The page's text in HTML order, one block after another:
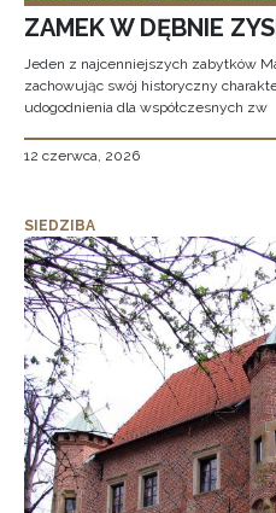
ZAMEK W DĘBNIE
Jeden z najcenniejszych zabytków
zachowując swój historyczny
udogodnienia dla współczesnych zw
12 czerwca, 2026
SIEDZIBA